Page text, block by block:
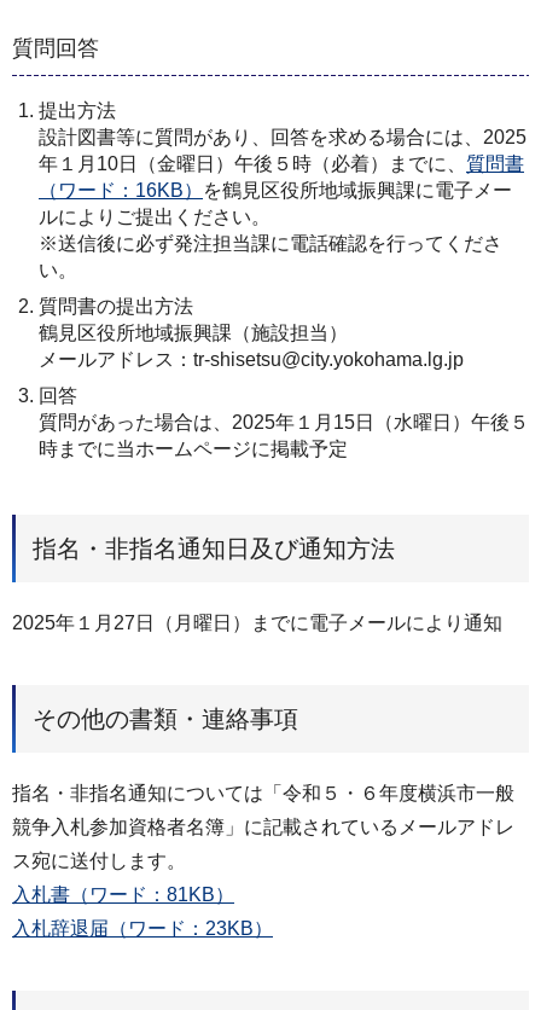
質問回答
提出方法
設計図書等に質問があり、回答を求める場合には、2025
年１月10日（金曜日）午後５時（必着）までに、 質問書
（ワード：16KB）
を鶴見区役所地域振興課に電子メー
ルによりご提出ください。
※送信後に必ず発注担当課に電話確認を行ってくださ
い。
質問書の提出方法
鶴見区役所地域振興課（施設担当）
メールアドレス：tr-shisetsu@city.yokohama.lg.jp
回答
質問があった場合は、2025年１月15日（水曜日）午後５
時までに当ホームページに掲載予定
指名・非指名通知日及び通知方法
2025年１月27日（月曜日）までに電子メールにより通知
その他の書類・連絡事項
指名・非指名通知については「令和５・６年度横浜市一般
競争入札参加資格者名簿」に記載されているメールアドレ
ス宛に送付します。
入札書（ワード：81KB）
入札辞退届（ワード：23KB）